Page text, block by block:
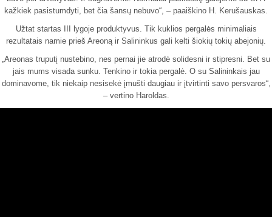
kažkiek pasistumdyti, bet čia šansų nebuvo“, – paaiškino H. Kerušauskas.
Užtat startas III lygoje produktyvus. Tik kuklios pergalės minimaliais
rezultatais namie prieš Areoną ir Salininkus gali kelti šiokių tokių abejonių.
„Areonas truputį nustebino, nes pernai jie atrodė solidesni ir stipresni. Bet su
jais mums visada sunku. Tenkino ir tokia pergalė. O su Salininkais jau
dominavome, tik niekaip nesisekė įmušti daugiau ir įtvirtinti savo persvaros“,
– vertino Haroldas.